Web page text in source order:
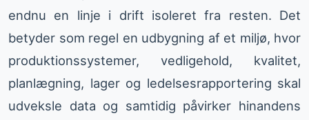
endnu en linje i drift isoleret fra resten. Det
betyder som regel en udbygning af et miljø, hvor
produktionssystemer, vedligehold, kvalitet,
planlægning, lager og ledelsesrapportering skal
udveksle data og samtidig påvirker hinandens